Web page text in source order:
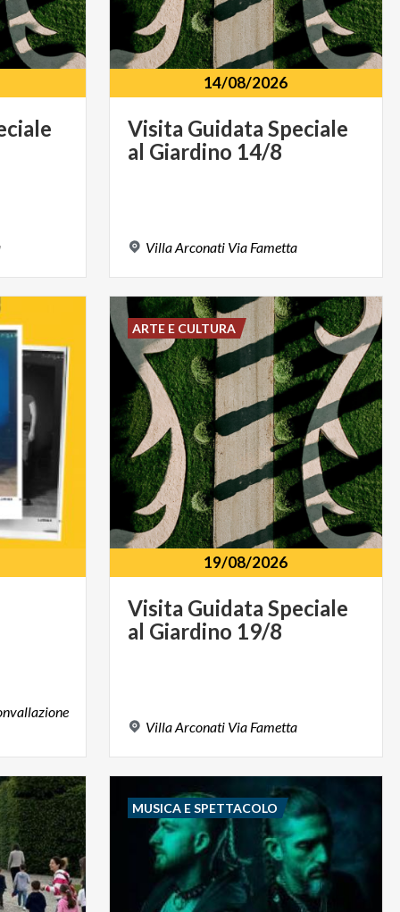
14/08/2026
Visita Guidata Speciale
al Giardino 14/8
VillaArconati Via Fametta
19/08/2026
Visita Guidata Speciale
al Giardino 19/8
VillaArconati Via Fametta
ARTE E CULTURA
MUSICA E SPETTACOLO